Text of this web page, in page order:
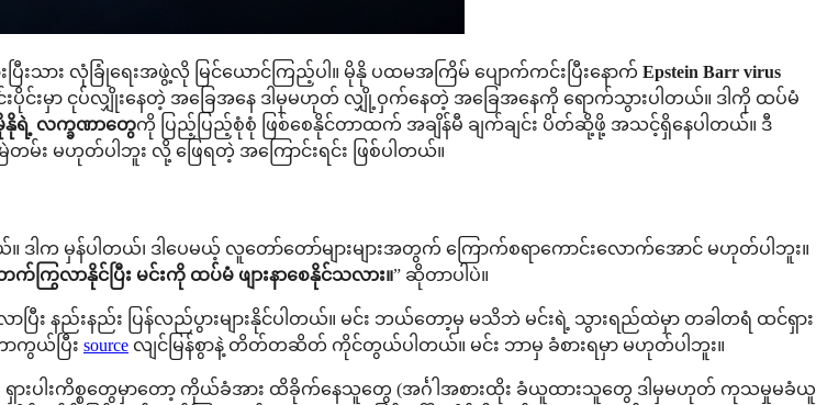
သား လုံခြုံရေးအဖွဲ့လို မြင်ယောင်ကြည့်ပါ။ မိုနို ပထမအကြိမ် ပျောက်ကင်းပြီးနောက် Epstein Barr virus
မှာ ငုပ်လျှိုးနေတဲ့ အခြေအနေ ဒါမှမဟုတ် လျှို့ဝှက်နေတဲ့ အခြေအနေကို ရောက်သွားပါတယ်။ ဒါကို ထပ်မံ
နိုရဲ့ လက္ခဏာတွေကို ပြည့်ပြည့်စုံစုံ ဖြစ်စေနိုင်တာထက် အချိန်မီ ချက်ချင်း ပိတ်ဆို့ဖို့ အသင့်ရှိနေပါတယ်။ ဒီ
တမ်း မဟုတ်ပါဘူး လို့ ဖြေရတဲ့ အကြောင်းရင်း ဖြစ်ပါတယ်။
ါက မှန်ပါတယ်၊ ဒါပေမယ့် လူတော်တော်များများအတွက် ကြောက်စရာကောင်းလောက်အောင် မဟုတ်ပါဘူး။
ကြွလာနိုင်ပြီး မင်းကို ထပ်မံ ဖျားနာစေနိုင်သလား။” ဆိုတာပါပဲ။
နည်းနည်း ပြန်လည်ပွားများနိုင်ပါတယ်။ မင်း ဘယ်တော့မှ မသိဘဲ မင်းရဲ့ သွားရည်ထဲမှာ တခါတရံ ထင်ရှား
ာကွယ်ပြီး source လျင်မြန်စွာနဲ့ တိတ်တဆိတ် ကိုင်တွယ်ပါတယ်။ မင်း ဘာမှ ခံစားရမှာ မဟုတ်ပါဘူး။
။ ရှားပါးကိစ္စတွေမှာတော့ ကိုယ်ခံအား ထိခိုက်နေသူတွေ (အင်္ဂါအစားထိုး ခံယူထားသူတွေ ဒါမှမဟုတ် ကုသမှုမခံယူ